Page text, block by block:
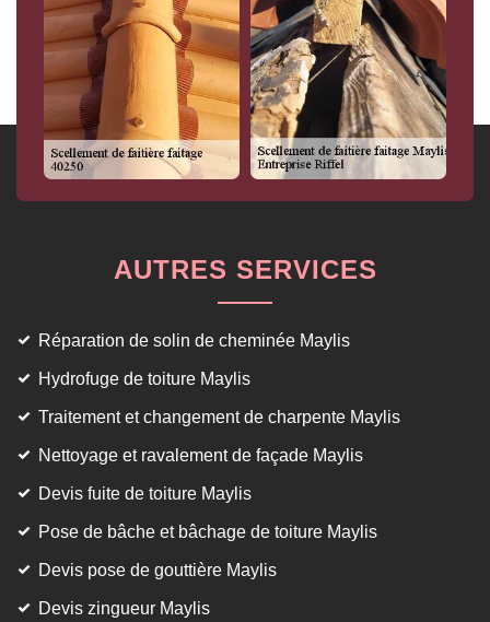
AUTRES SERVICES
Réparation de solin de cheminée Maylis
Hydrofuge de toiture Maylis
Traitement et changement de charpente Maylis
Nettoyage et ravalement de façade Maylis
Devis fuite de toiture Maylis
Pose de bâche et bâchage de toiture Maylis
Devis pose de gouttière Maylis
Devis zingueur Maylis